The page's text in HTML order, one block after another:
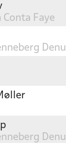
Faye
Denu
Denu